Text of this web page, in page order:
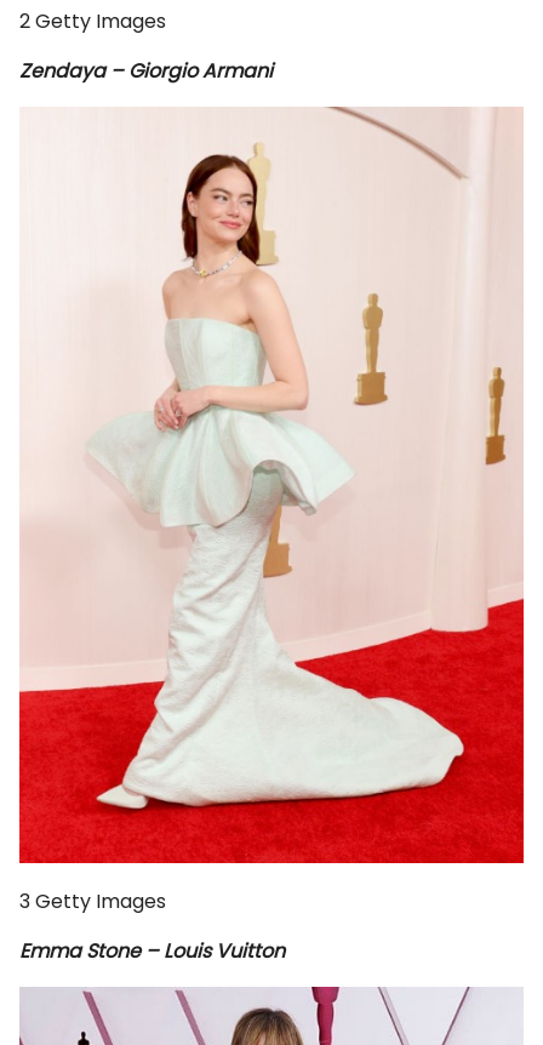
2Getty Images
Zendaya – Giorgio Armani
3Getty Images
Emma Stone – Louis Vuitton